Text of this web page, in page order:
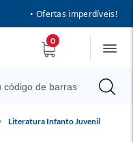
• Ofertas imperdíveis!
0
Literatura Infanto Juvenil